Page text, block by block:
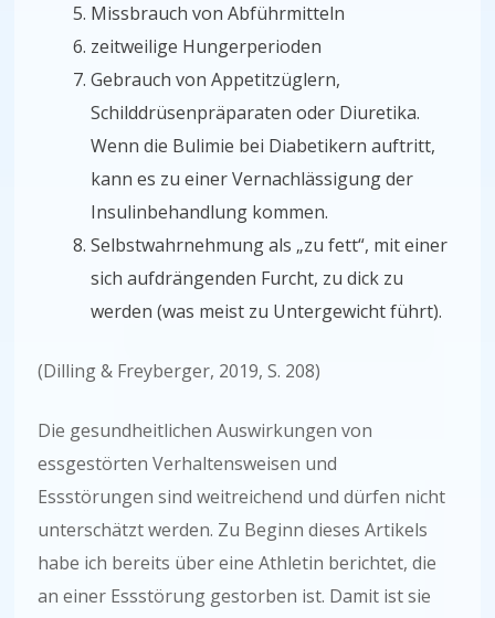
Missbrauch von Abführmitteln
zeitweilige Hungerperioden
Gebrauch von Appetitzüglern,
Schilddrüsenpräparaten oder Diuretika.
Wenn die Bulimie bei Diabetikern auftritt,
kann es zu einer Vernachlässigung der
Insulinbehandlung kommen.
Selbstwahrnehmung als „zu fett“, mit einer
sich aufdrängenden Furcht, zu dick zu
werden (was meist zu Untergewicht führt).
(Dilling & Freyberger, 2019, S. 208)
Die gesundheitlichen Auswirkungen von
essgestörten Verhaltensweisen und
Essstörungen sind weitreichend und dürfen nicht
unterschätzt werden. Zu Beginn dieses Artikels
habe ich bereits über eine Athletin berichtet, die
an einer Essstörung gestorben ist. Damit ist sie